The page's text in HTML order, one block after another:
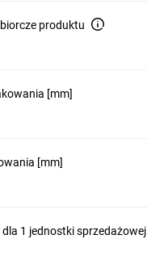
produktu
[mm]
[mm]
dla 1 jednostki sprzedażowej